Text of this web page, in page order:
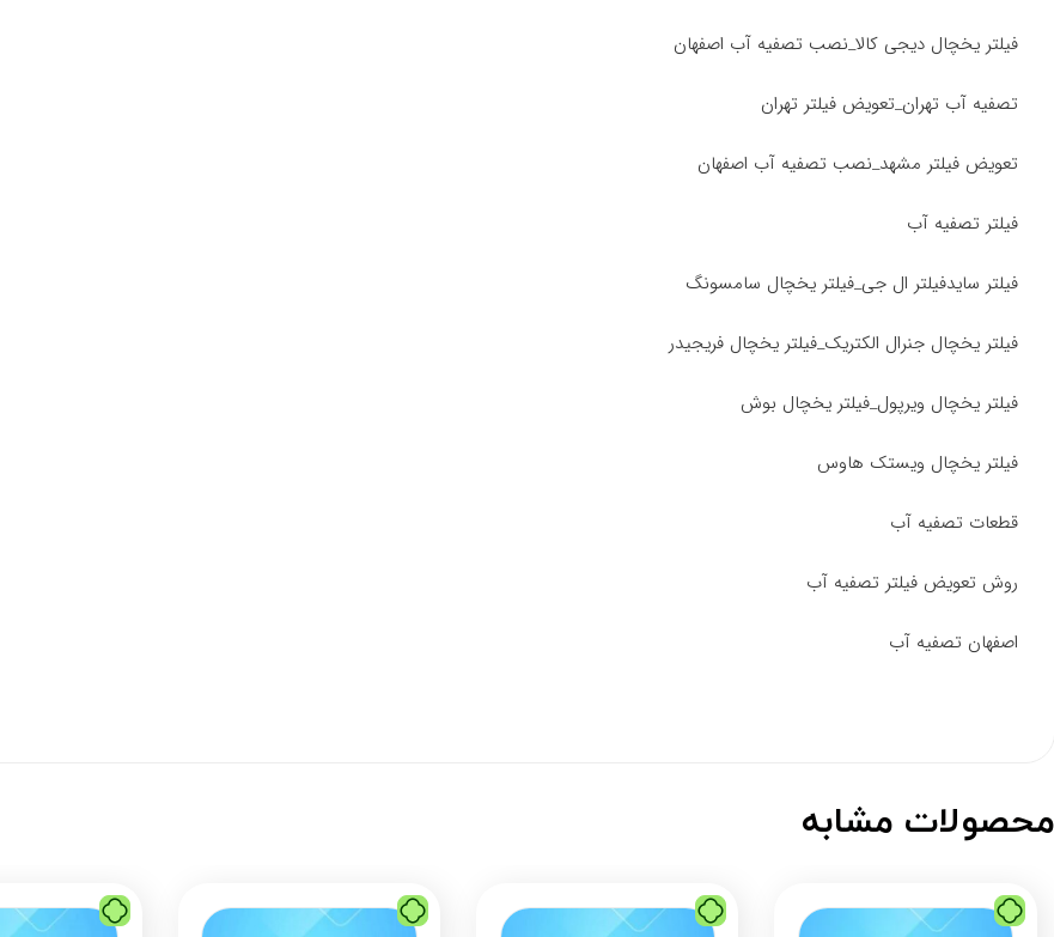
فیلتر یخچال دیجی کالا_نصب تصفیه آب اصفهان
تصفیه آب تهران_تعویض فیلتر تهران
تعویض فیلتر مشهد_نصب تصفیه آب اصفهان
فیلتر تصفیه آب
فیلتر سایدفیلتر ال جی_فیلتر یخچال سامسونگ
فیلتر یخچال جنرال الکتریک_فیلتر یخچال فریجیدر
فیلتر یخچال ویرپول_فیلتر یخچال بوش
فیلتر یخچال ویستک هاوس
قطعات تصفیه آب
روش تعویض فیلتر تصفیه آب
اصفهان تصفیه آب
محصولات مشابه